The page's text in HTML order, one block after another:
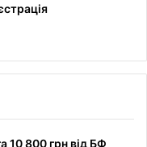
10 800 грн від БФ